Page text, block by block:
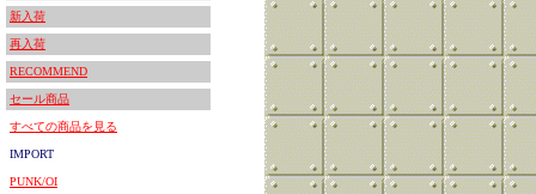
新入荷
再入荷
RECOMMEND
セール商品
すべての商品を見る
IMPORT
PUNK/OI